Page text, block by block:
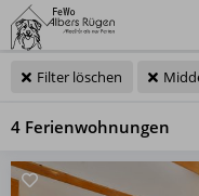
Kein Filter ausgewählt
4 Ferienwohnungen
Filter löschen